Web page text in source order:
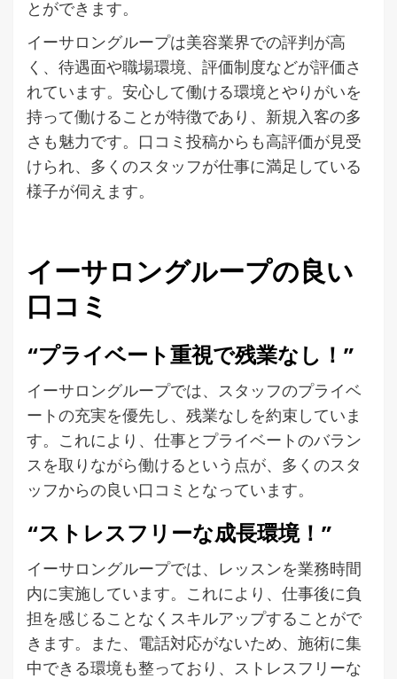
とができます。
イーサロングループは美容業界での評判が高
く、待遇面や職場環境、評価制度などが評価さ
れています。安心して働ける環境とやりがいを
持って働けることが特徴であり、新規入客の多
さも魅力です。口コミ投稿からも高評価が見受
けられ、多くのスタッフが仕事に満足している
様子が伺えます。
イーサロングループの良い
口コミ
“プライベート重視で残業なし！”
イーサロングループでは、スタッフのプライベ
ートの充実を優先し、残業なしを約束していま
す。これにより、仕事とプライベートのバラン
スを取りながら働けるという点が、多くのスタ
ッフからの良い口コミとなっています。
“ストレスフリーな成長環境！”
イーサロングループでは、レッスンを業務時間
内に実施しています。これにより、仕事後に負
担を感じることなくスキルアップすることがで
きます。また、電話対応がないため、施術に集
中できる環境も整っており、ストレスフリーな